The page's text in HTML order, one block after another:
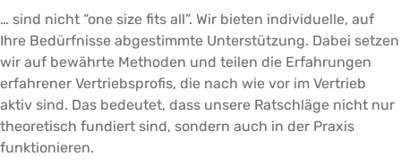
… sind nicht “one size fits all”. Wir bieten individuelle, auf
Ihre Bedürfnisse abgestimmte Unterstützung. Dabei setzen
wir auf bewährte Methoden und teilen die Erfahrungen
erfahrener Vertriebsprofis, die nach wie vor im Vertrieb
aktiv sind. Das bedeutet, dass unsere Ratschläge nicht nur
theoretisch fundiert sind, sondern auch in der Praxis
funktionieren.